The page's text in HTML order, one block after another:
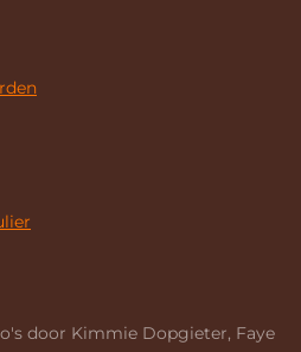
door Kimmie Dopgieter, Faye